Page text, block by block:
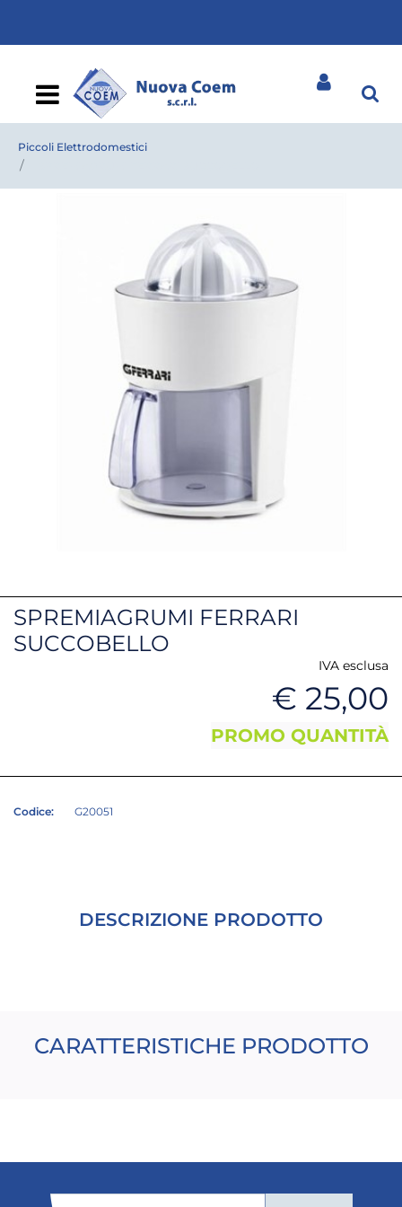
Open
Piccoli Elettrodomestici
SPREMIAGRUMI FERRARI
SUCCOBELLO
IVA esclusa
€ 25,00
PROMO QUANTITÀ
Codice: G20051
DESCRIZIONE PRODOTTO
CARATTERISTICHE PRODOTTO